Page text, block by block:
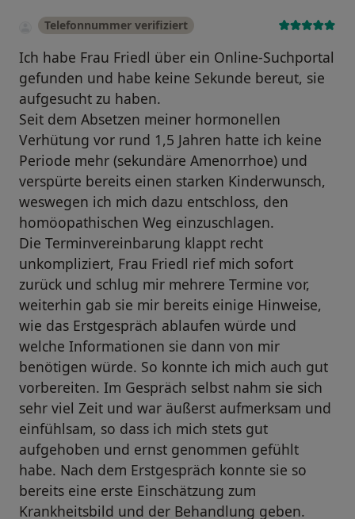
Telefonnummer verifiziert
Ich habe Frau Friedl über ein Online-Suchportal
gefunden und habe keine Sekunde bereut, sie
aufgesucht zu haben.
Seit dem Absetzen meiner hormonellen
Verhütung vor rund 1,5 Jahren hatte ich keine
Periode mehr (sekundäre Amenorrhoe) und
verspürte bereits einen starken Kinderwunsch,
weswegen ich mich dazu entschloss, den
homöopathischen Weg einzuschlagen.
Die Terminvereinbarung klappt recht
unkompliziert, Frau Friedl rief mich sofort
zurück und schlug mir mehrere Termine vor,
weiterhin gab sie mir bereits einige Hinweise,
wie das Erstgespräch ablaufen würde und
welche Informationen sie dann von mir
benötigen würde. So konnte ich mich auch gut
vorbereiten. Im Gespräch selbst nahm sie sich
sehr viel Zeit und war äußerst aufmerksam und
einfühlsam, so dass ich mich stets gut
aufgehoben und ernst genommen gefühlt
habe. Nach dem Erstgespräch konnte sie so
bereits eine erste Einschätzung zum
Krankheitsbild und der Behandlung geben.